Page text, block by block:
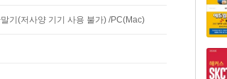
기(저사양 기기 사용 불가) /PC(Mac)